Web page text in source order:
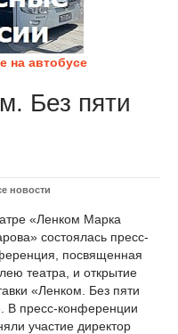
на автобусе
Без пяти
новости
«Ленком Марка
состоялась пресс-
посвященная
театра, и открытие
«Ленком. Без пяти
В пресс-конференции
участие директор